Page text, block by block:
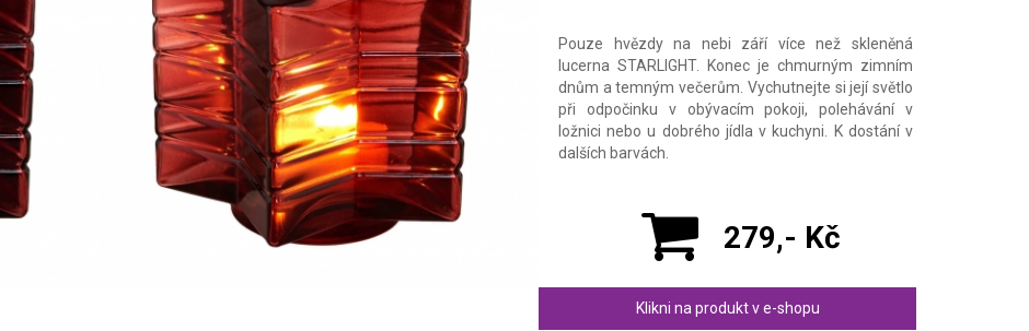
Pouze hvězdy na nebi září více než skleněná
lucerna STARLIGHT. Konec je chmurným zimním
dnům a temným večerům. Vychutnejte si její světlo
při odpočinku v obývacím pokoji, polehávání v
ložnici nebo u dobrého jídla v kuchyni. K dostání v
dalších barvách.
279,- Kč
Klikni na produkt v e-shopu